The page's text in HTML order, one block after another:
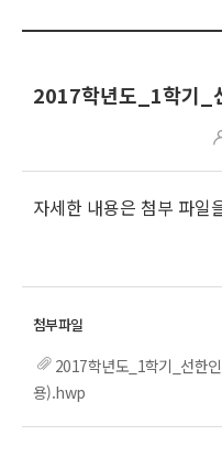
2017학년도_1학기_
자세한 내용은 첨부 파일
2017학년도_1학기_선한
용).hwp